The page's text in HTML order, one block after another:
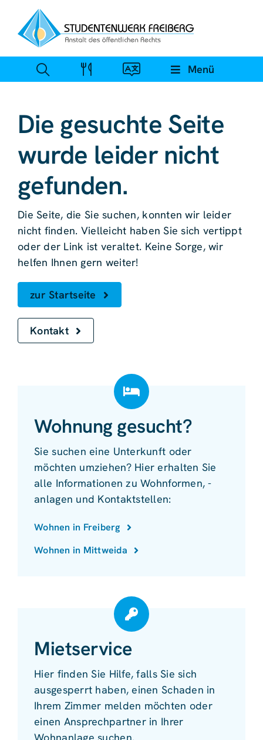
Inhalt
springen
Menü
Die gesuchte Seite
wurde leider nicht
gefunden.
Die Seite, die Sie suchen, konnten wir leider
nicht finden. Vielleicht haben Sie sich vertippt
oder der Link ist veraltet. Keine Sorge, wir
helfen Ihnen gern weiter!
zur Startseite
Kontakt
Wohnung gesucht?
Sie suchen eine Unterkunft oder
möchten umziehen? Hier erhalten Sie
alle Informationen zu Wohnformen, -
anlagen und Kontaktstellen:
Wohnen in Freiberg
Wohnen in Mittweida
Mietservice
Hier finden Sie Hilfe, falls Sie sich
ausgesperrt haben, einen Schaden in
Ihrem Zimmer melden möchten oder
einen Ansprechpartner in Ihrer